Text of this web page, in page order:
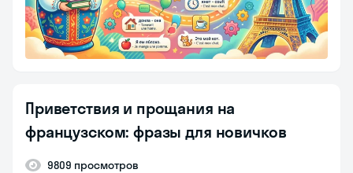
Приветствия и прощания на
французском: фразы для новичков
9809 просмотров